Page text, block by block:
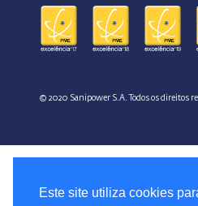
Este site utiliza cookies
© 2020 Sanipower S.A. Todos os direitos